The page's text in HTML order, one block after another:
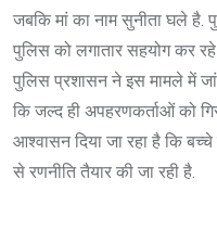
जबकि मां का नाम सुनीता घले है.
पुलिस को लगातार सहयोग कर
पुलिस प्रशासन ने इस मामले में
कि जल्द ही अपहरणकर्ताओं को
आश्वासन दिया जा रहा है कि बच्चे
से रणनीति तैयार की जा रही है.